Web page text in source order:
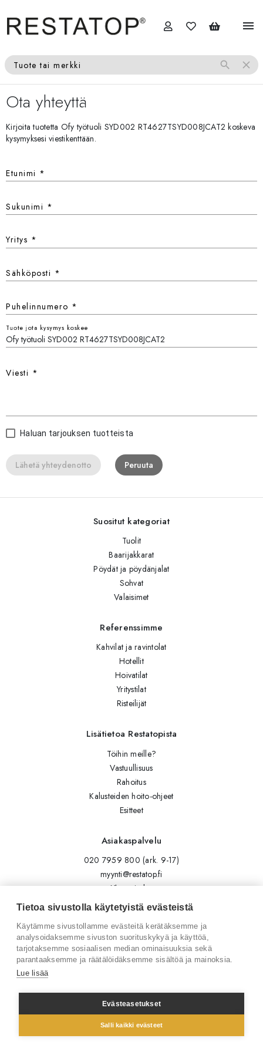
menu
Tuote tai merkki search close
Ota yhteyttä
Kirjoita tuotetta Ofy työtuoli SYD002 RT4627TSYD008JCAT2 koskeva
kysymyksesi viestikenttään.
Etunimi *
Sukunimi *
Yritys *
Sähköposti *
Puhelinnumero *
Tuote jota kysymys koskee
Viesti *
Haluan tarjouksen tuotteista
Lähetä yhteydenotto Peruuta
Suositut kategoriat
Tuolit
Baarijakkarat
Pöydät ja pöydänjalat
Sohvat
Valaisimet
Referenssimme
Kahvilat ja ravintolat
Hotellit
Hoivatilat
Yritystilat
Risteilijät
Lisätietoa Restatopista
Töihin meille?
Vastuullisuus
Rahoitus
Kalusteiden hoito-ohjeet
Esitteet
Asiakaspalvelu
020 7959 800 (ark. 9-17)
myynti@restatop.fi
Yhteystiedot
Lähetä viesti
Seuraa meitä
Tilaa uutiskirje
Facebook
© 2026 Restatop Oy
Tietoa sivustolla käytetyistä evästeistä
Käytämme sivustollamme evästeitä kerätäksemme ja
analysoidaksemme sivuston suorituskykyä ja käyttöä,
tarjotaksemme sosiaalisen median ominaisuuksia sekä
parantaaksemme ja räätälöidäksemme sisältöä ja mainoksia.
Lue lisää
Evästeasetukset
Salli kaikki evästeet